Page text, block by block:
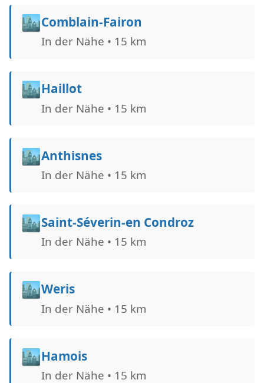
🏙️Comblain-Fairon
In der Nähe • 15 km
🏙️Haillot
In der Nähe • 15 km
🏙️Anthisnes
In der Nähe • 15 km
🏙️Saint-Séverin-en Condroz
In der Nähe • 15 km
🏙️Weris
In der Nähe • 15 km
🏙️Hamois
In der Nähe • 15 km